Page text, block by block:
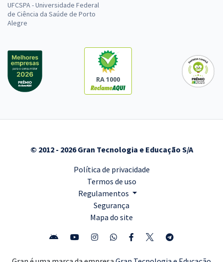
UFCSPA - Universidade Federal
de Ciência da Saúde de Porto
Alegre
RA 1000
© 2012 - 2026 Gran Tecnologia e Educação S/A
Política de privacidade
Termos de uso
Regulamentos
Segurança
Mapa do site